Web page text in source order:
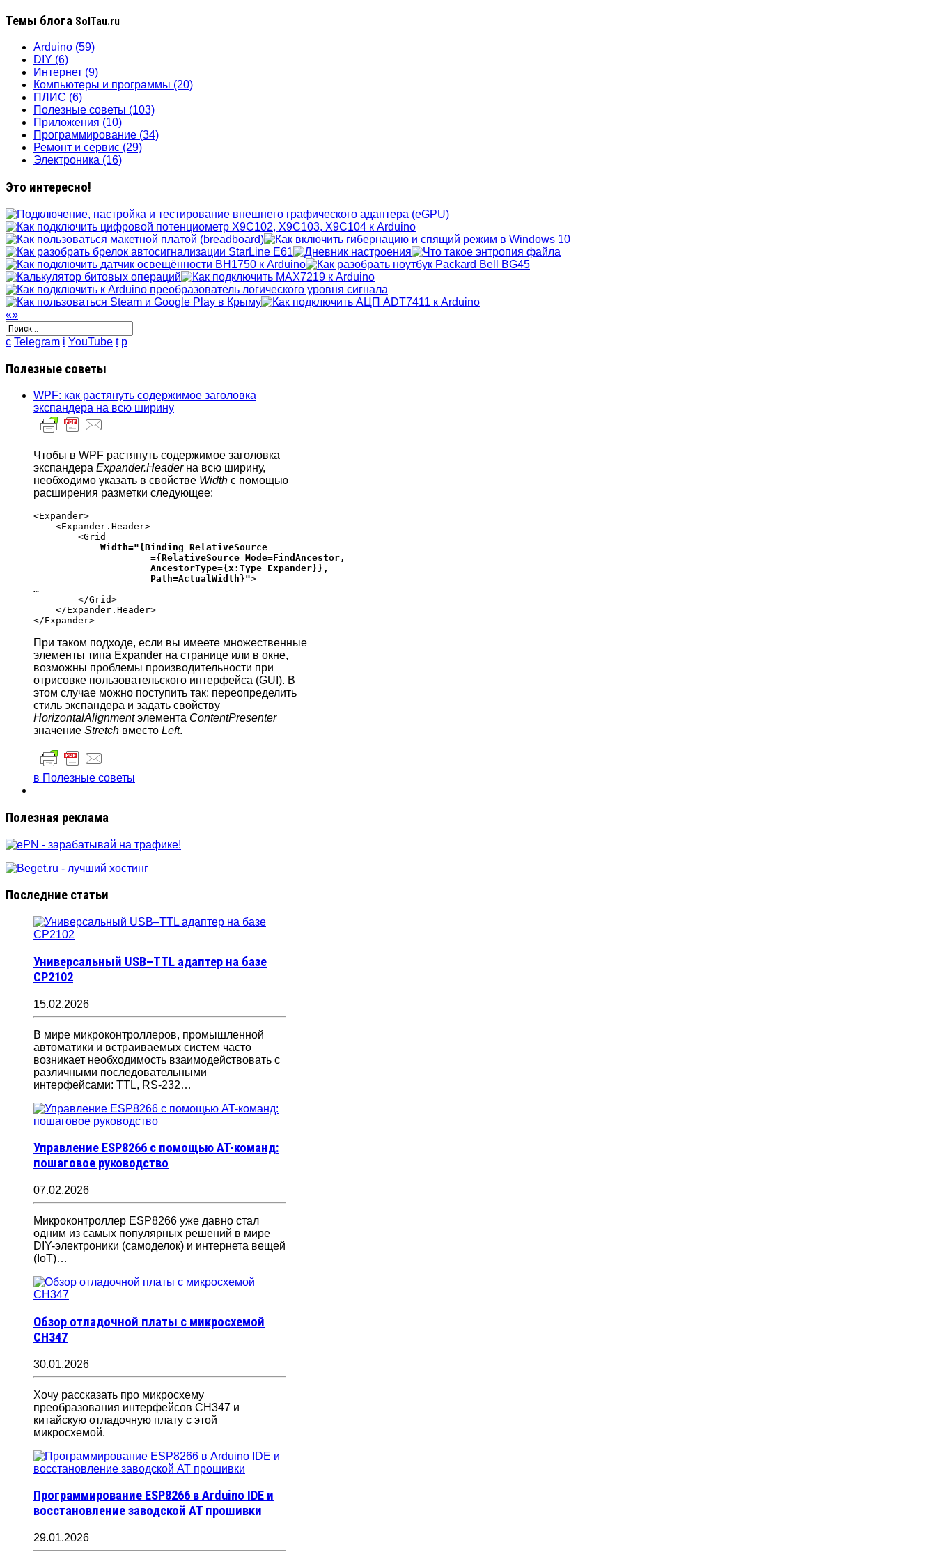
Темы блога SolTau.ru
Arduino (59)
DIY (6)
Интернет (9)
Компьютеры и программы (20)
ПЛИС (6)
Полезные советы (103)
Приложения (10)
Программирование (34)
Ремонт и сервис (29)
Электроника (16)
Это интересно!
«»
c Telegram i YouTube t p
Полезные советы
WPF: как растянуть содержимое заголовка
экспандера на всю ширину
Чтобы в WPF растянуть содержимое заголовка
экспандера Expander.Headerна всю ширину,
необходимо указать в свойстве Width с помощью
расширения разметки следующее:
<Expander>
    <Expander.Header>
        <Grid
Width="{Binding RelativeSource
                     ={RelativeSource Mode=FindAncestor,
                     AncestorType={x:Type Expander}},
                     Path=ActualWidth}"
>
…
        </Grid>
    </Expander.Header>
При таком подходе, если вы имеете множественные
элементы типа Expander на странице или в окне,
возможны проблемы производительности при
отрисовке пользовательского интерфейса (GUI). В
этом случае можно поступить так: переопределить
стиль экспандера и задать свойству
HorizontalAlignmentэлемента ContentPresenter
значение Stretch вместо Left.
в Полезные советы
Полезная реклама
Последние статьи
Универсальный USB–TTL адаптер на базе
CP2102
15.02.2026
В мире микроконтроллеров, промышленной
автоматики и встраиваемых систем часто
возникает необходимость взаимодействовать с
различными последовательными
интерфейсами: TTL, RS-232…
Управление ESP8266 с помощью AT-команд:
пошаговое руководство
07.02.2026
Микроконтроллер ESP8266 уже давно стал
одним из самых популярных решений в мире
DIY-электроники (самоделок) и интернета вещей
(IoT)…
Обзор отладочной платы с микросхемой
CH347
30.01.2026
Хочу рассказать про микросхему
преобразования интерфейсов CH347 и
китайскую отладочную плату с этой
микросхемой.
Программирование ESP8266 в Arduino IDE и
восстановление заводской AT прошивки
29.01.2026